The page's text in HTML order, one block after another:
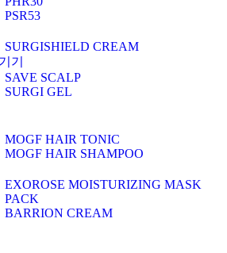
PSR53
SURGISHIELD CREAM
기
SAVE SCALP
SURGI GEL
MOGF HAIR TONIC
MOGF HAIR SHAMPOO
EXOROSE MOISTURIZING MASK
PACK
BARRION CREAM